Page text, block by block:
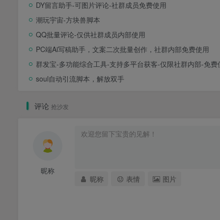
DY留言助手-可图片评论-社群成员免费使用
潮玩宇宙-方块兽脚本
QQ批量评论-仅供社群成员内部使用
PC端Ai写稿助手，文案二次批量创作，社群内部免费使用
群发宝-多功能综合工具-支持多平台获客-仅限社群内部-免费
soul自动引流脚本，解放双手
评论 抢沙发
昵称
昵称
表情 图片